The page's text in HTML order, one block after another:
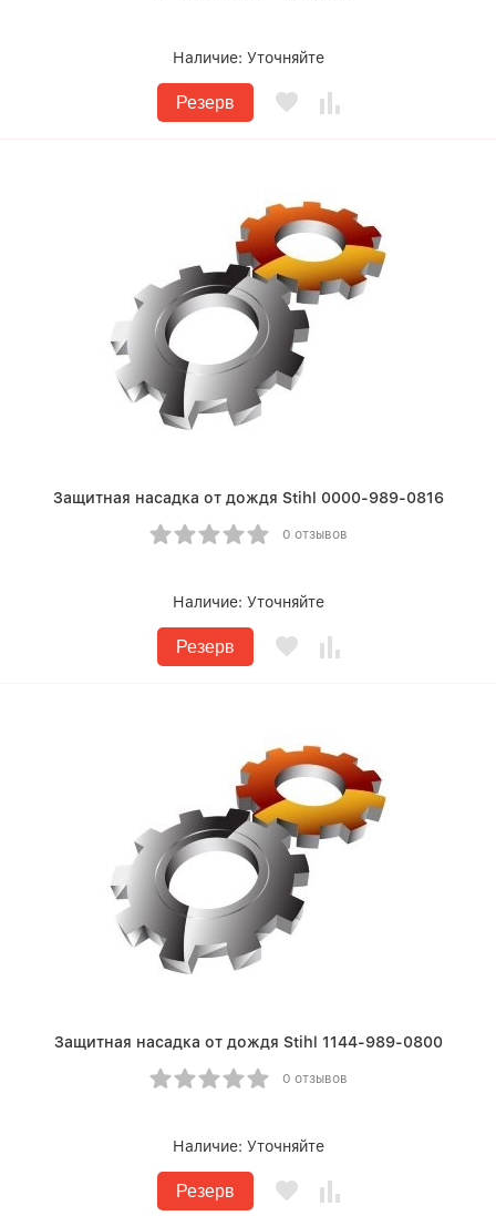
Наличие: Уточняйте
Резерв
Защитная насадка от дождя Stihl 0000-989-0816
0 отзывов
Наличие: Уточняйте
Резерв
Защитная насадка от дождя Stihl 1144-989-0800
0 отзывов
Наличие: Уточняйте
Резерв